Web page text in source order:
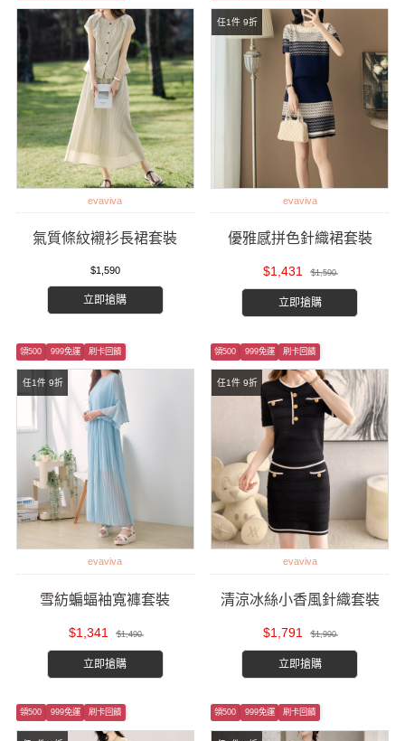
evaviva
氣質條紋襯衫長裙套裝
$1,590
立即搶購
任1件 9折
evaviva
優雅感拼色針織裙套裝
$1,431 $1,590
立即搶購
任1件 9折
領500 999免運 刷卡回饋
evaviva
雪紡蝙蝠袖寬褲套裝
$1,341 $1,490
立即搶購
任1件 9折
領500 999免運 刷卡回饋
evaviva
清涼冰絲小香風針織套裝
$1,791 $1,990
立即搶購
領500 999免運 刷卡回饋 領500 999免運 刷卡回饋